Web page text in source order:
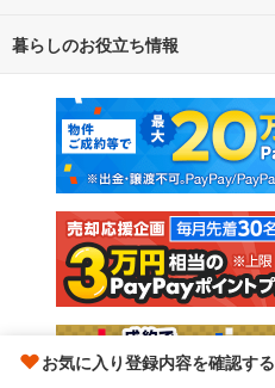
お気に入り登録内容を確認する
不動産・住宅
新築マンション
新築一戸建て
注文住宅
売却査定
暮らしのお役立ち情報
マンションカタログ